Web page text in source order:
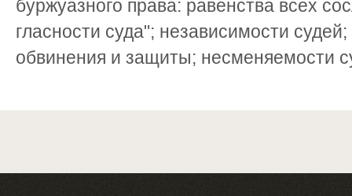
буржуазного права: равенства всех
гласности суда"; независимости
обвинения и защиты; несменяемости